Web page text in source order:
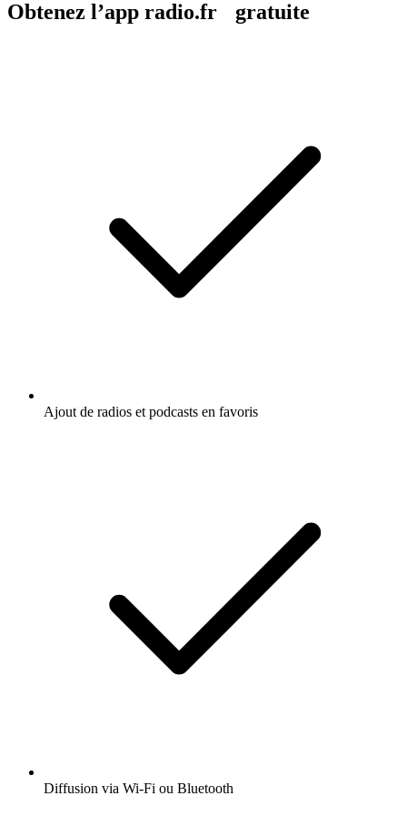
Obtenez l’app radio.fr gratuite
Ajout de radios et podcasts en favoris
Diffusion via Wi-Fi ou Bluetooth